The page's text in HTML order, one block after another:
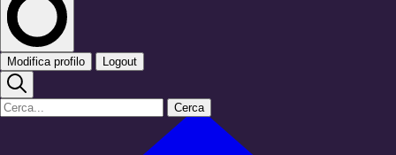
Modifica profilo Logout
Cerca